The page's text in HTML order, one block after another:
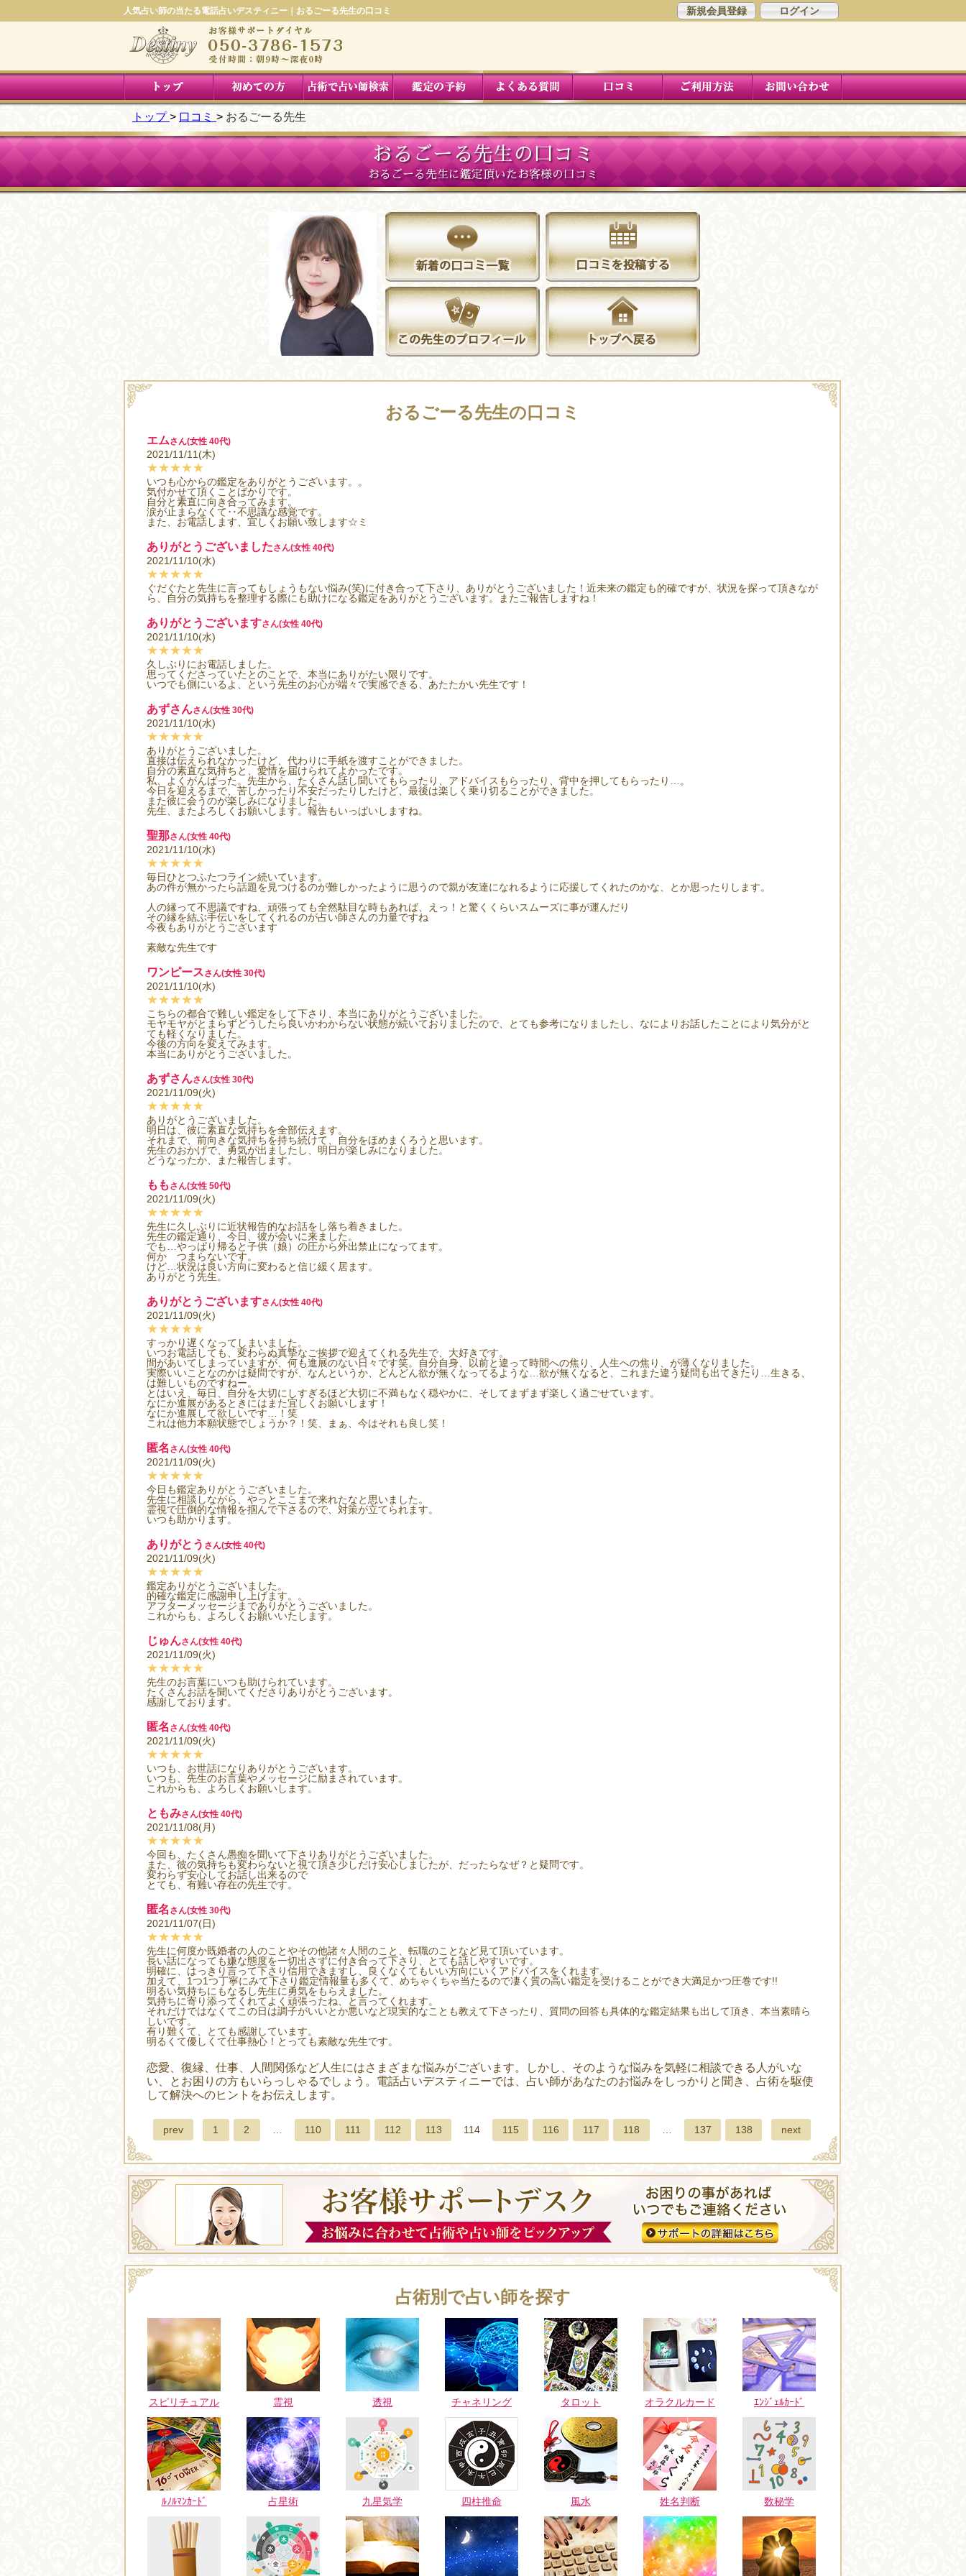
人気占い師の当たる電話占いデスティニー｜おるごーる先生の口コミ 新規会員登録 ログイン
トップ 口コミ おるごーる先生
おるごーる先生の口コミ
おるごーる先生に鑑定頂いたお客様の口コミ
おるごーる先生の口コミ
エムさん(女性 40代)
2021/11/11(木)
★★★★★
いつも心からの鑑定をありがとうございます。。
気付かせて頂くことばかりです。
自分と素直に向き合ってみます。
涙が止まらなくて‥不思議な感覚です。
また、お電話します、宜しくお願い致します☆ミ
ありがとうございましたさん(女性 40代)
2021/11/10(水)
★★★★★
ぐだぐたと先生に言ってもしょうもない悩み(笑)に付き合って下さり、ありがとうございました！近未来の鑑定も的確ですが、状況を探って頂きなが
ら、自分の気持ちを整理する際にも助けになる鑑定をありがとうございます。またご報告しますね！
ありがとうございますさん(女性 40代)
2021/11/10(水)
★★★★★
久しぶりにお電話しました。
思ってくださっていたとのことで、本当にありがたい限りです。
いつでも側にいるよ、という先生のお心が端々で実感できる、あたたかい先生です！
あずさんさん(女性 30代)
2021/11/10(水)
★★★★★
ありがとうございました。
直接は伝えられなかったけど、代わりに手紙を渡すことができました。
自分の素直な気持ちと、愛情を届けられてよかったです。
私、よくがんばった。先生から、たくさん話し聞いてもらったり、アドバイスもらったり、背中を押してもらったり…。
今日を迎えるまで、苦しかったり不安だったりしたけど、最後は楽しく乗り切ることができました。
また彼に会うのが楽しみになりました。
先生、またよろしくお願いします。報告もいっぱいしますね。
聖那さん(女性 40代)
2021/11/10(水)
★★★★★
毎日ひとつふたつライン続いています。
あの件が無かったら話題を見つけるのが難しかったように思うので親が友達になれるように応援してくれたのかな、とか思ったりします。
人の縁って不思議ですね、頑張っても全然駄目な時もあれば、えっ！と驚くくらいスムーズに事が運んだり
その縁を結ぶ手伝いをしてくれるのが占い師さんの力量ですね
今夜もありがとうございます
素敵な先生です
ワンピースさん(女性 30代)
2021/11/10(水)
★★★★★
こちらの都合で難しい鑑定をして下さり、本当にありがとうございました。
モヤモヤがとまらずどうしたら良いかわからない状態が続いておりましたので、とても参考になりましたし、なによりお話したことにより気分がと
ても軽くなりました。
今後の方向を変えてみます。
本当にありがとうございました。
あずさんさん(女性 30代)
2021/11/09(火)
★★★★★
ありがとうございました。
明日は、彼に素直な気持ちを全部伝えます。
それまで、前向きな気持ちを持ち続けて、自分をほめまくろうと思います。
先生のおかげで、勇気が出ましたし、明日が楽しみになりました。
どうなったか、また報告します。
もも さん(女性 50代)
2021/11/09(火)
★★★★★
先生に久しぶりに近状報告的なお話をし落ち着きました。
先生の鑑定通り、今日、彼が会いに来ました。
でも…やっぱり帰ると子供（娘）の圧から外出禁止になってます。
何か つまらないです。
けど…状況は良い方向に変わると信じ緩く居ます。
ありがとう先生。
ありがとうございますさん(女性 40代)
2021/11/09(火)
★★★★★
すっかり遅くなってしまいました。
いつお電話しても、変わらぬ真摯なご挨拶で迎えてくれる先生で、大好きです。
間があいてしまっていますが、何も進展のない日々です笑。自分自身、以前と違って時間への焦り、人生への焦り、が薄くなりました。
実際いいことなのかは疑問ですが、なんというか、どんどん欲が無くなってるような…欲が無くなると、これまた違う疑問も出てきたり…生きる、
は難しいものですねー。
とはいえ、毎日、自分を大切にしすぎるほど大切に不満もなく穏やかに、そしてまずまず楽しく過ごせています。
なにか進展があるときにはまた宜しくお願いします！
なにか進展して欲しいです…！笑
これは他力本願状態でしょうか？！笑、まぁ、今はそれも良し笑！
匿名 さん(女性 40代)
2021/11/09(火)
★★★★★
今日も鑑定ありがとうございました。
先生に相談しながら、やっとここまで来れたなと思いました。
霊視で圧倒的な情報を掴んで下さるので、対策が立てられます。
いつも助かります。
ありがとう さん(女性 40代)
2021/11/09(火)
★★★★★
鑑定ありがとうございました。
的確な鑑定に感謝申し上げます。。
アフターメッセージまでありがとうございました。
これからも、よろしくお願いいたします。
じゅんさん(女性 40代)
2021/11/09(火)
★★★★★
先生のお言葉にいつも助けられています。
たくさんお話を聞いてくださりありがとうございます。
感謝しております。
匿名 さん(女性 40代)
2021/11/09(火)
★★★★★
いつも、お世話になりありがとうございます。
いつも、先生のお言葉やメッセージに励まされています。
これからも、よろしくお願いします。
ともみさん(女性 40代)
2021/11/08(月)
★★★★★
今回も、たくさん愚痴を聞いて下さりありがとうございました。
また、彼の気持ちも変わらないと視て頂き少しだけ安心しましたが、だったらなぜ？と疑問です。
変わらず安心してお話し出来るので
とても、有難い存在の先生です。
匿名 さん(女性 30代)
2021/11/07(日)
★★★★★
先生に何度か既婚者の人のことやその他諸々人間のこと、転職のことなど見て頂いています。
長い話になっても嫌な態度を一切出さずに付き合って下さり、とても話しやすいです。
明確に、はっきり言って下さり信用できますし、良くなくてもいい方向にいくアドバイスをくれます。
加えて、1つ1つ丁寧にみて下さり鑑定情報量も多くて、めちゃくちゃ当たるので凄く質の高い鑑定を受けることができ大満足かつ圧巻です!!
明るい気持ちにもなるし先生に勇気をもらえました。
気持ちに寄り添ってくれてよく頑張ったね、と言ってくれます。
それだけではなくてこの日は調子がいいとか悪いなど現実的なことも教えて下さったり、質問の回答も具体的な鑑定結果も出して頂き、本当素晴ら
しいです。
有り難くて、とても感謝しています。
明るくて優しくて仕事熱心！とっても素敵な先生です。
恋愛、復縁、仕事、人間関係など人生にはさまざまな悩みがございます。しかし、そのような悩みを気軽に相談できる人がいな
い、とお困りの方もいらっしゃるでしょう。電話占いデスティニーでは、占い師があなたのお悩みをしっかりと聞き、占術を駆使
して解決へのヒントをお伝えします。
prev 1 2 … 110 111 112 113 114 115 116 117 118 … 137 138 next
占術別で占い師を探す
スピリチュアル 霊視 透視 チャネリング タロット オラクルカード ｴﾝｼﾞｪﾙｶｰﾄﾞ
ﾙﾉﾙﾏﾝｶｰﾄﾞ 占星術 九星気学 四柱推命 風水 姓名判断 数秘学